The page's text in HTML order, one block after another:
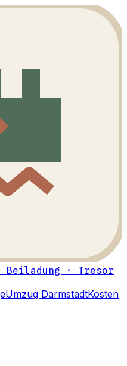
Beiladung · Tresor
Umzug DarmstadtKosten